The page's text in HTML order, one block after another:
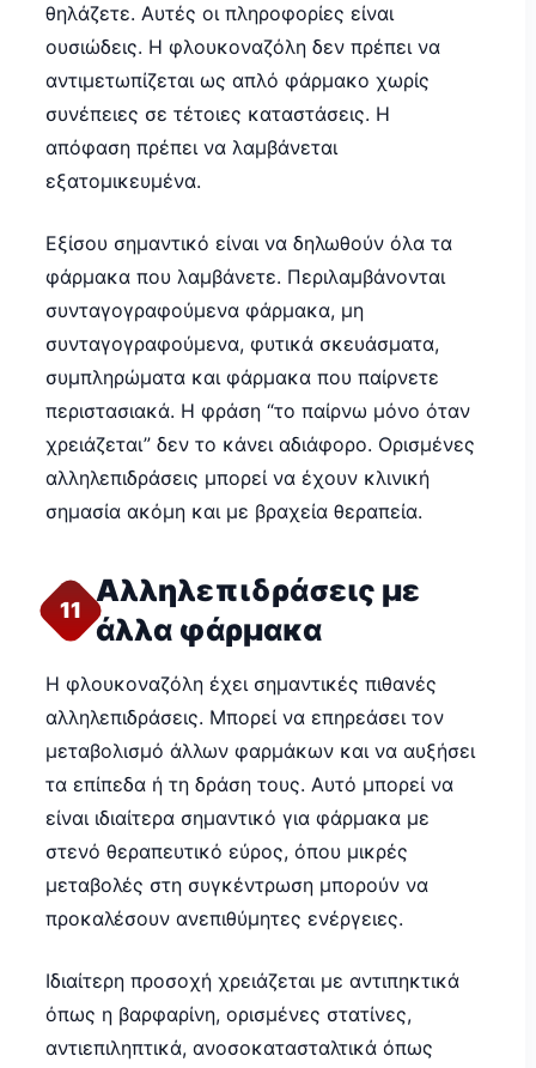
θηλάζετε. Αυτές οι πληροφορίες είναι
ουσιώδεις. Η φλουκοναζόλη δεν πρέπει να
αντιμετωπίζεται ως απλό φάρμακο χωρίς
συνέπειες σε τέτοιες καταστάσεις. Η
απόφαση πρέπει να λαμβάνεται
εξατομικευμένα.
Εξίσου σημαντικό είναι να δηλωθούν όλα τα
φάρμακα που λαμβάνετε. Περιλαμβάνονται
συνταγογραφούμενα φάρμακα, μη
συνταγογραφούμενα, φυτικά σκευάσματα,
συμπληρώματα και φάρμακα που παίρνετε
περιστασιακά. Η φράση “το παίρνω μόνο όταν
χρειάζεται” δεν το κάνει αδιάφορο. Ορισμένες
αλληλεπιδράσεις μπορεί να έχουν κλινική
σημασία ακόμη και με βραχεία θεραπεία.
11
Αλληλεπιδράσεις με
άλλα φάρμακα
Η φλουκοναζόλη έχει σημαντικές πιθανές
αλληλεπιδράσεις. Μπορεί να επηρεάσει τον
μεταβολισμό άλλων φαρμάκων και να αυξήσει
τα επίπεδα ή τη δράση τους. Αυτό μπορεί να
είναι ιδιαίτερα σημαντικό για φάρμακα με
στενό θεραπευτικό εύρος, όπου μικρές
μεταβολές στη συγκέντρωση μπορούν να
προκαλέσουν ανεπιθύμητες ενέργειες.
Ιδιαίτερη προσοχή χρειάζεται με αντιπηκτικά
όπως η βαρφαρίνη, ορισμένες στατίνες,
αντιεπιληπτικά, ανοσοκατασταλτικά όπως